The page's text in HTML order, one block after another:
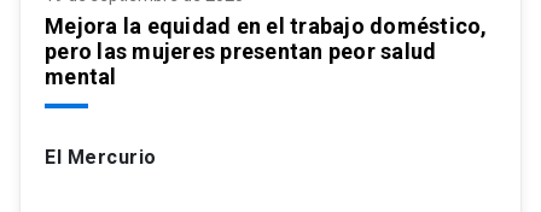
Mejora la equidad en el trabajo doméstico,
pero las mujeres presentan peor salud
mental
El Mercurio